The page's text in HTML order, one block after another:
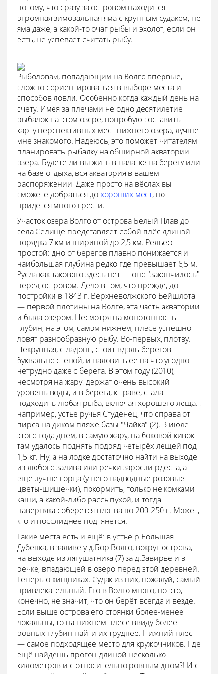
потому, что сразу за островом находится
огромная зимовальная яма с крупным судаком, не
яма даже, а какой-то очаг рыбы и эхолот, если он
есть, не успевает считать рыбу.
Рыболовам, попадающим на Волго впервые,
сложно сориентироваться в выборе места и
способов ловли. Особенно когда каждый день на
счету. Имея за плечами не одно десятилетие
рыбалок на этом озере, попробую составить
карту перспективных мест нижнего озера, лучше
мне знакомого. Надеюсь, это поможет читателям
планировать рыбалку на обширной акватории
озера. Будете ли вы жить в палатке на берегу или
на базе отдыха, вся акватория в вашем
распоряжении. Даже просто на вёслах вы
сможете добраться дохороших мест, но
придётся много грести.
Участок озера Волго от острова Белый Плав до
села Селище представляет собой плёс длиной
порядка 7 км и шириной до 2,5 км. Рельеф
простой: дно от берегов плавно понижается и
наибольшая глубина редко где превышает 6,5 м.
Русла как такового здесь нет — оно "закончилось"
перед островом. Дело в том, что прежде, до
постройки в 1843 г. Верхневолжского Бейшлота
— первой плотины на Волге, эта часть акватории
и была озером. Несмотря на монотонность
глубин, на этом, самом нижнем, плёсе успешно
ловят разнообразную рыбу. Во-первых, плотву.
Некрупная, с ладонь, стоит вдоль берегов
буквально стеной, и наловить её на что угодно
нетрудно даже с берега. В этом году (2010),
несмотря на жару, держат очень высокий
уровень воды, и в берега, к траве, стала
подходить любая рыба, включая хорошего леща. ,
например, устье ручья Студенец, что справа от
пирса на диком пляже базы "Чайка" (2). В июле
этого года днём, в самую жару, на боковой кивок
там удалось поднять подряд четырёх лещей под
1,5 кг. Ну, а на лодке достаточно найти на выходе
из любого залива или речки заросли рдеста, а
ещё лучше горца (у него надводные розовые
цветы-шишечки), покормить, только не комками
каши, а какой-либо рассыпухой, и тогда
наверняка соберётся плотва по 200-250 г. Может,
кто и посолиднее подтянется.
Такие места есть и ещё: в устье р.Большая
Дубёнка, в заливе у д.Бор Волго, вокруг острова,
на выходе из лягушатника (7) за д.Завирье и в
речке, впадающей в озеро перед этой деревней.
Теперь о хищниках. Судак из них, пожалуй, самый
привлекательный. Его в Волго много, но это,
конечно, не значит, что он берёт всегда и везде.
Если выше острова его стоянки более-менее
локальны, то на нижнем плёсе ввиду более
ровных глубин найти их труднее. Нижний плёс
— самое подходящее место для кружочников. Где
ещё найдешь прогон длиной несколько
километров и с относительно ровным дном?! И с